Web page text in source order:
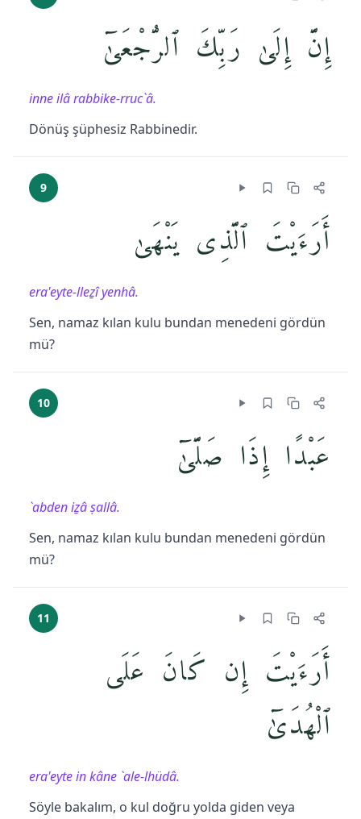
إِنَّ إِلَىٰ رَبِّكَ ٱلرُّجْعَىٰٓ
inne ilâ rabbike-rruc`â.
Dönüş şüphesiz Rabbinedir.
9
أَرَءَيْتَ ٱلَّذِى يَنْهَىٰ
era'eyte-lleẕî yenhâ.
Sen, namaz kılan kulu bundan menedeni gördün
mü?
10
عَبْدًا إِذَا صَلَّىٰٓ
`abden iẕâ ṣallâ.
Sen, namaz kılan kulu bundan menedeni gördün
mü?
11
أَرَءَيْتَ إِن كَانَ عَلَى
ٱلْهُدَىٰٓ
era'eyte in kâne `ale-lhüdâ.
Söyle bakalım, o kul doğru yolda giden veya